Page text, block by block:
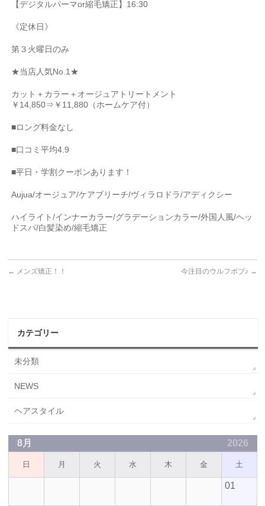
【デジタルパーマor縮毛矯正】 16:30
《定休日》
第３火曜日のみ
★当店人気No.1★
カット＋カラー＋オージュアトリートメント
￥ 14,850⇒￥ 11,880 （ホームケア付）
■ロング料金なし
■口コミ平均4.9
■平日・学割クーポンあります！
Aujua/オージュア/ケアブリーチ/ヴィラロドラ/アディクシー
ハイライト/インナーカラー/グラデーションカラー/外国人風/ヘッ
ドスパ/白髪染め/縮毛矯正
← メンズ矯正！！ 今注目のウルフボブ♪ →
カテゴリー
未分類
NEWS
ヘアスタイル
8月 2026
日 月 火 水 木 金 土
01